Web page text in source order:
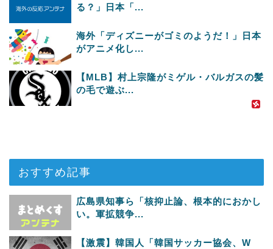
る？」日本「...
海外「ディズニーがゴミのようだ！」日本
がアニメ化し...
【MLB】村上宗隆がミゲル・バルガスの髪
の毛で遊ぶ...
おすすめ記事
広島県知事ら「核抑止論、根本的におかし
い。軍拡競争...
【激震】韓国人「韓国サッカー協会、W